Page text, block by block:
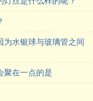
为水银球与玻璃管之间
聚在一点的是